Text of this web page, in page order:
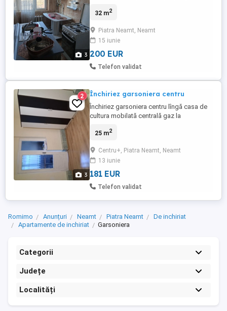
3
zero sapte patru sase trei patru trei trei
(garantie)
32 m2
Piatra Neamt, Neamt
15 iunie
200 EUR
Telefon validat
3
2 Închiriez garsoniera centru
Închiriez garsoniera centru lîngă casa de
cultura mobilată centrală gaz la
25 m2
Centru+, Piatra Neamt, Neamt
13 iunie
181 EUR
Telefon validat
Romimo Anunțuri Neamt Piatra Neamt
De inchiriat
Apartamente de inchiriat
Garsoniera
Categorii
Județe
Localități